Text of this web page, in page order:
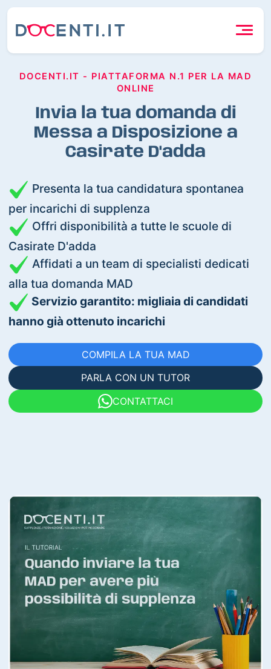
DOCENTI.IT - PIATTAFORMA N.1 PER LA MAD
ONLINE
Invia la tua domanda di
Messa a Disposizione a
Casirate D'adda
Presenta la tua candidatura spontanea
per incarichi di supplenza
Offri disponibilità a tutte le scuole di
Casirate D'adda
Affidati a un team di specialisti dedicati
alla tua domanda MAD
Servizio garantito: migliaia di candidati
hanno già ottenuto incarichi
COMPILA LA TUA MAD
PARLA CON UN TUTOR
CONTATTACI